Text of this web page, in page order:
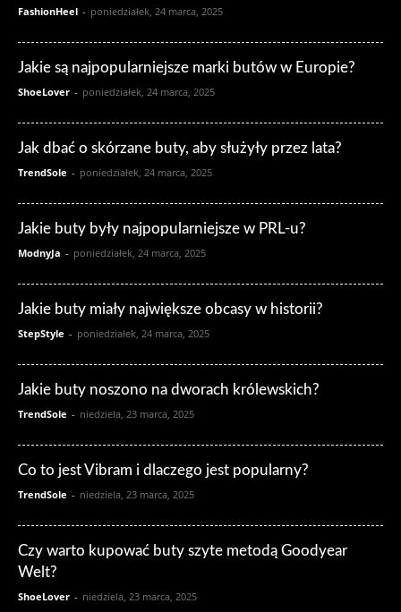
FashionHeel - poniedziałek, 24 marca, 2025
Jakie są najpopularniejsze marki butów w Europie?
ShoeLover - poniedziałek, 24 marca, 2025
Jak dbać o skórzane buty, aby służyły przez lata?
TrendSole - poniedziałek, 24 marca, 2025
Jakie buty były najpopularniejsze w PRL-u?
ModnyJa - poniedziałek, 24 marca, 2025
Jakie buty miały największe obcasy w historii?
StepStyle - poniedziałek, 24 marca, 2025
Jakie buty noszono na dworach królewskich?
TrendSole - niedziela, 23 marca, 2025
Co to jest Vibram i dlaczego jest popularny?
TrendSole - niedziela, 23 marca, 2025
Czy warto kupować buty szyte metodą Goodyear
Welt?
ShoeLover - niedziela, 23 marca, 2025